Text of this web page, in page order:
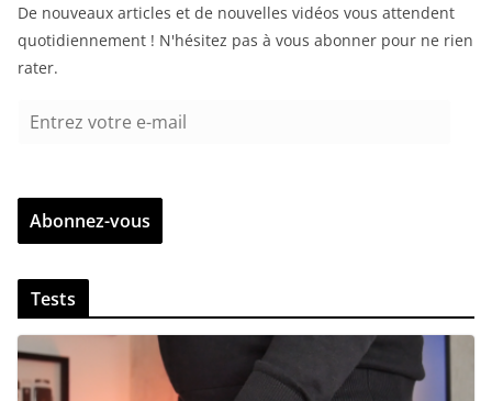
De nouveaux articles et de nouvelles vidéos vous attendent
quotidiennement ! N'hésitez pas à vous abonner pour ne rien
rater.
r
z
v
t
r
e
Abonnez-vous
Tests